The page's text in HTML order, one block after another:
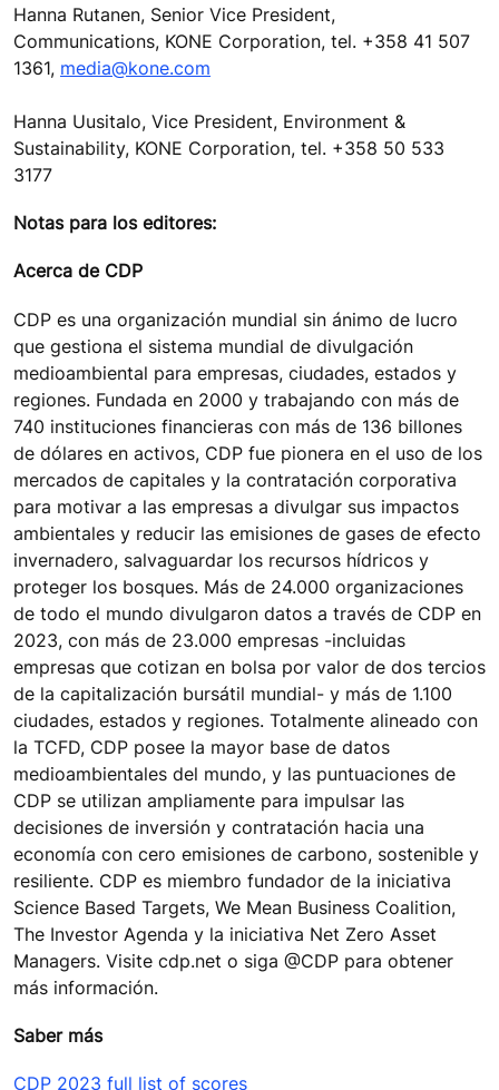
Hanna Rutanen, Senior Vice President,
Communications, KONE Corporation, tel. +358 41 507
1361, media@kone.com
Hanna Uusitalo, Vice President, Environment &
Sustainability, KONE Corporation, tel. +358 50 533
3177
Notas para los editores:
Acerca de CDP
CDP es una organización mundial sin ánimo de lucro
que gestiona el sistema mundial de divulgación
medioambiental para empresas, ciudades, estados y
regiones. Fundada en 2000 y trabajando con más de
740 instituciones financieras con más de 136 billones
de dólares en activos, CDP fue pionera en el uso de los
mercados de capitales y la contratación corporativa
para motivar a las empresas a divulgar sus impactos
ambientales y reducir las emisiones de gases de efecto
invernadero, salvaguardar los recursos hídricos y
proteger los bosques. Más de 24.000 organizaciones
de todo el mundo divulgaron datos a través de CDP en
2023, con más de 23.000 empresas -incluidas
empresas que cotizan en bolsa por valor de dos tercios
de la capitalización bursátil mundial- y más de 1.100
ciudades, estados y regiones. Totalmente alineado con
la TCFD, CDP posee la mayor base de datos
medioambientales del mundo, y las puntuaciones de
CDP se utilizan ampliamente para impulsar las
decisiones de inversión y contratación hacia una
economía con cero emisiones de carbono, sostenible y
resiliente. CDP es miembro fundador de la iniciativa
Science Based Targets, We Mean Business Coalition,
The Investor Agenda y la iniciativa Net Zero Asset
Managers. Visite cdp.net o siga @CDP para obtener
más información.
Saber más
CDP 2023 full list of scores